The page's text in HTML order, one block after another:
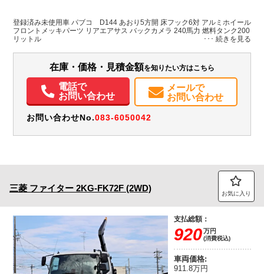
徳島県
W:2,350
H:600
W:2,490
H:2,490
無
パワステ パワーウィンドウ アルミホイール バックモニター
登録済み未使用車 パブコ D144 あおり5方開 床フック6対 アルミホイール
フロントメッキパーツ リアエアサス バックカメラ 240馬力 燃料タンク200
リットル
在庫・価格・見積金額を知りたい方はこちら
電話で
お問い合わせ
メールで
お問い合わせ
お問い合わせNo.083-6050042
三菱 ファイター 2KG-FK72F (2WD) お気に入り
支払総額：
920万円
(消費税込)
車両価格:
911.8万円